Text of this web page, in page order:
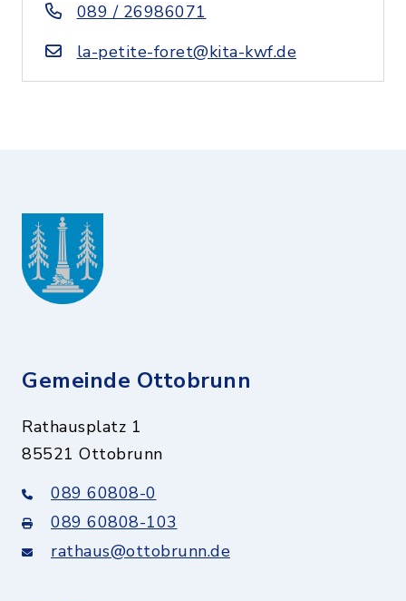
089 / 26986071
la-petite-foret@kita-kwf.de
Gemeinde Ottobrunn
Rathausplatz 1
85521 Ottobrunn
089 60808-0
089 60808-103
rathaus@ottobrunn.de